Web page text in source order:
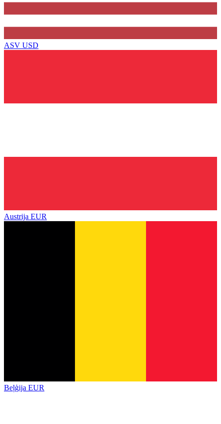
ASV USD
Austrija EUR
Beļģija EUR